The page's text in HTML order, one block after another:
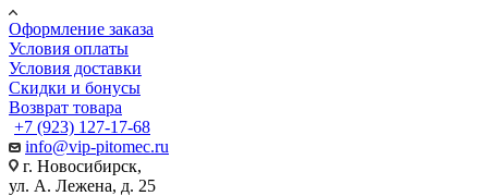
Оформление заказа
Условия оплаты
Условия доставки
Скидки и бонусы
Возврат товара
+7 (923) 127-17-68
info@vip-pitomec.ru
г. Новосибирск,
ул. А. Лежена, д. 25